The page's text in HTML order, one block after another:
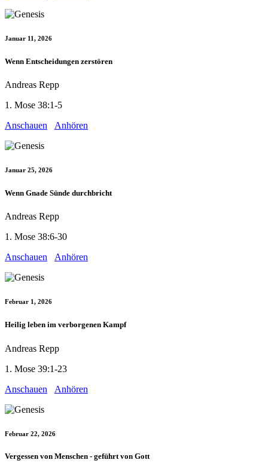
Januar 11, 2026
Wenn Entscheidungen zerstören
Andreas Repp
1. Mose 38:1-5
Anschauen
Anhören
Januar 25, 2026
Wenn Gnade Sünde durchbricht
Andreas Repp
1. Mose 38:6-30
Anschauen
Anhören
Februar 1, 2026
Heilig leben im verborgenen Kampf
Andreas Repp
1. Mose 39:1-23
Anschauen
Anhören
Februar 22, 2026
Vergessen von Menschen - geführt von Gott